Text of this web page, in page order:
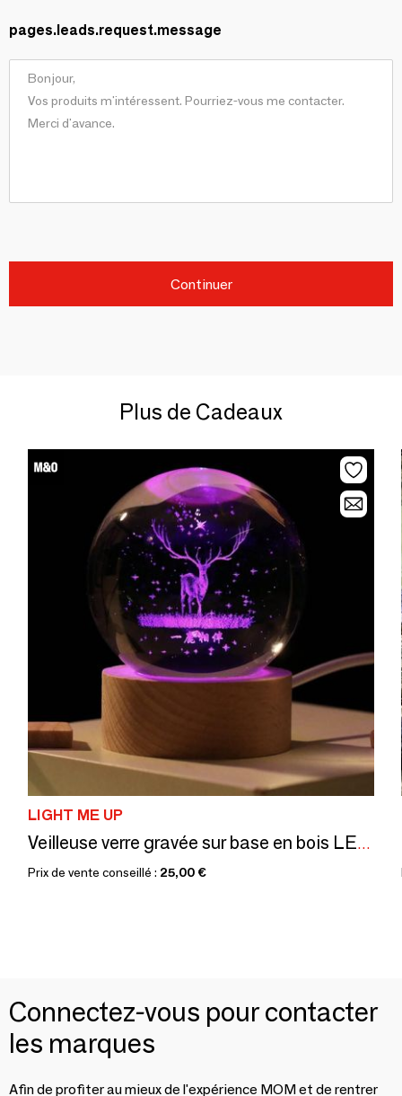
pages.leads.request.message
Continuer
Plus de Cadeaux
LIGHT ME UP
Veilleuse verre gravée sur base en bois LED avec télécommande.
Prix de vente conseillé : 25,00 €
Connectez-vous pour contacter
les marques
Afin de profiter au mieux de l'expérience MOM et de rentrer